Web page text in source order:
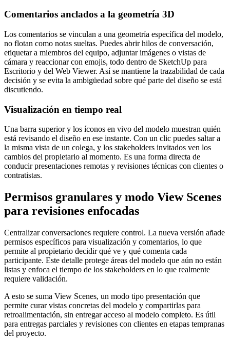
Comentarios anclados a la geometría 3D
Los comentarios se vinculan a una geometría específica del modelo,
no flotan como notas sueltas. Puedes abrir hilos de conversación,
etiquetar a miembros del equipo, adjuntar imágenes o vistas de
cámara y reaccionar con emojis, todo dentro de SketchUp para
Escritorio y del Web Viewer. Así se mantiene la trazabilidad de cada
decisión y se evita la ambigüedad sobre qué parte del diseño se está
discutiendo.
Visualización en tiempo real
Una barra superior y los íconos en vivo del modelo muestran quién
está revisando el diseño en ese instante. Con un clic puedes saltar a
la misma vista de un colega, y los stakeholders invitados ven los
cambios del propietario al momento. Es una forma directa de
conducir presentaciones remotas y revisiones técnicas con clientes o
contratistas.
Permisos granulares y modo View Scenes
para revisiones enfocadas
Centralizar conversaciones requiere control. La nueva versión añade
permisos específicos para visualización y comentarios, lo que
permite al propietario decidir qué ve y qué comenta cada
participante. Este detalle protege áreas del modelo que aún no están
listas y enfoca el tiempo de los stakeholders en lo que realmente
requiere validación.
A esto se suma View Scenes, un modo tipo presentación que
permite curar vistas concretas del modelo y compartirlas para
retroalimentación, sin entregar acceso al modelo completo. Es útil
para entregas parciales y revisiones con clientes en etapas tempranas
del proyecto.